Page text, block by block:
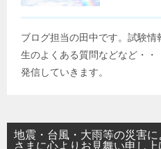
ブログ担当の田中です。試験
生のよくある質問などなど・
発信していきます。
地震・台風・大雨等の災害
さまに心よりお見舞い申し上